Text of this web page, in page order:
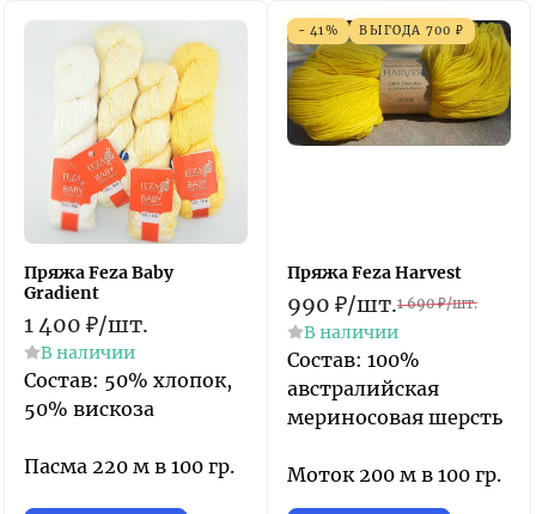
Пряжа Feza Baby
Gradient
1 400 ₽/шт.
В наличии
Состав: 50% хлопок,
50% вискоза
Пасма 220 м в 100 гр.
- 41% ВЫГОДА 700 ₽
Пряжа Feza Harvest
990 ₽/шт.1 690 ₽/шт.
В наличии
Состав: 100%
австралийская
мериносовая шерсть
Моток 200 м в 100 гр.